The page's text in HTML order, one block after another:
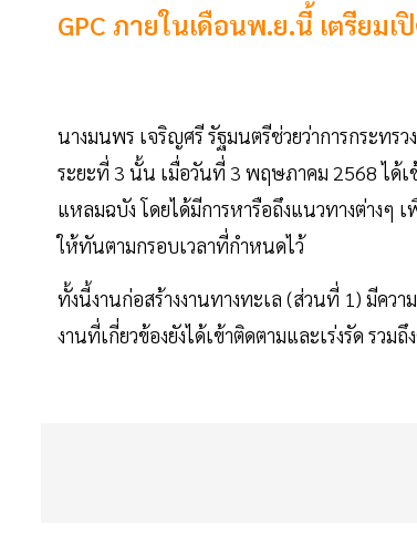
GPC ภายในเดือนพ.ย.นี้ เตรียม
นางมนพร เจริญศรี รัฐมนตรีช่วยว่าการกระท
ระยะที่ 3 นั้น เมื่อวันที่ 3 พฤษภาคม 2568 ได้เ
แหลมฉบัง โดยได้มีการหารือถึงแนวทางต่างๆ
ให้ทันตามกรอบเวลาที่กำหนดไว้
ทั้งนี้งานก่อสร้างงานทางทะเล (ส่วนที่ 1) มีคว
งานที่เกี่ยวข้องยังได้เข้าติดตามและเร่งรัด รว